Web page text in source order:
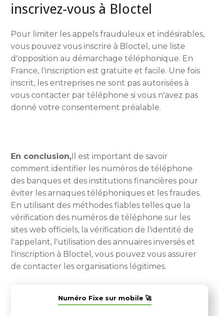
inscrivez-vous à Bloctel
Pour limiter les appels frauduleux et indésirables,
vous pouvez vous inscrire à Bloctel, une liste
d'opposition au démarchage téléphonique. En
France, l'inscription est gratuite et facile. Une fois
inscrit, les entreprises ne sont pas autorisées à
vous contacter par téléphone si vous n'avez pas
donné votre consentement préalable.
En conclusion, Il est important de savoir
comment identifier les numéros de téléphone
des banques et des institutions financières pour
éviter les arnaques téléphoniques et les fraudes.
En utilisant des méthodes fiables telles que la
vérification des numéros de téléphone sur les
sites web officiels, la vérification de l'identité de
l'appelant, l'utilisation des annuaires inversés et
l'inscription à Bloctel, vous pouvez vous assurer
de contacter les organisations légitimes.
Numéro Fixe sur mobile 🚀